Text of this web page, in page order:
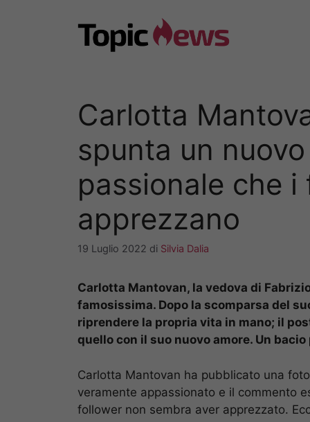
Carlotta
spunta un
passionale che i
apprezzano
19 Luglio 2022 di Silvia Dalia
Carlotta Mantovan, la vedova di
famosissima. Dopo la scomparsa del
riprendere la propria vita in mano; il
quello con il suo nuovo amore. Un
Carlotta Mantovan ha pubblicato una
veramente appassionato e il commento
follower non sembra aver apprezzato.